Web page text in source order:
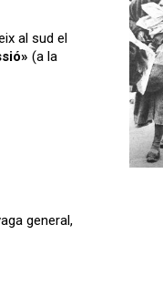
al sud el
(a la
general,